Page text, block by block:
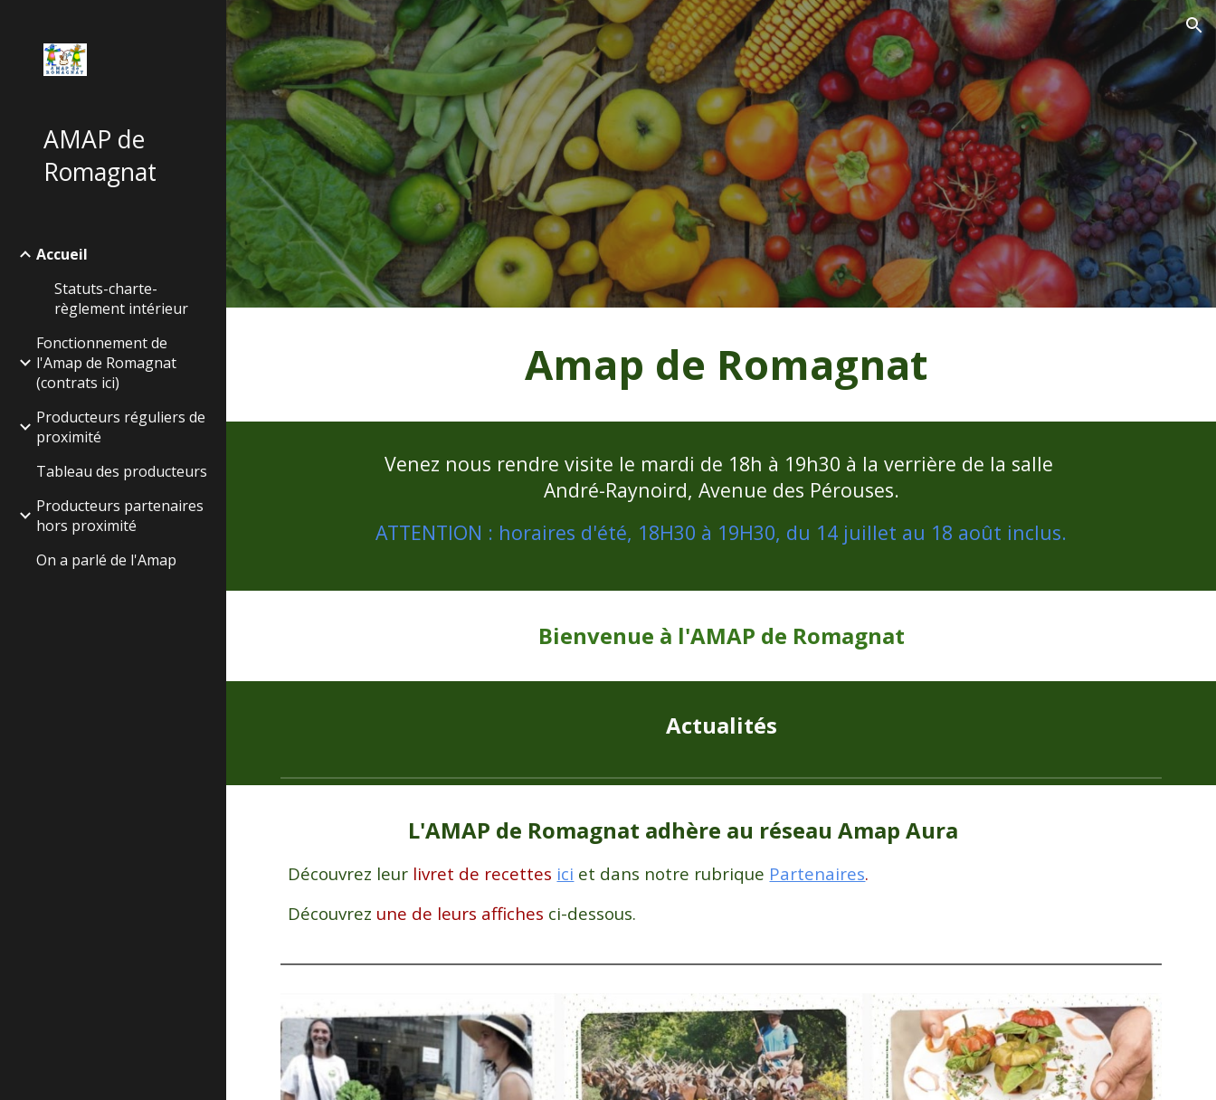
Skip to main content Skip to navigation
AMAP de
Romagnat
Accueil
Statuts-charte-
règlement intérieur
Fonctionnement de
l'Amap de Romagnat
(contrats ici)
Producteurs réguliers de
proximité
Tableau des producteurs
Producteurs partenaires
hors proximité
On a parlé de l'Amap
Amap de Romagnat
Venez nous rendre visite le mardi de 18h à 19h30 à la verrière de la salle
André-Raynoird, Avenue des Pérouses.
ATTENTION : horaires d'été, 18H30 à 19H30, du 14 juillet au 18 août inclus.
Bienvenue à l'AMAP de Romagnat
Actualités
L'AMAP de Romagnat adhère au réseau Amap Aura
Découvrez leur livret de recettes ici et dans notre rubrique Partenaires.
Découvrez une de leurs affiches ci-dessous.